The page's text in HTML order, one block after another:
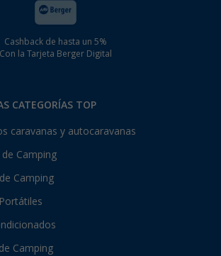
Cashback de hasta un 5%
Con la Tarjeta Berger Digital
CATEGORÍAS TOP
caravanas y autocaravanas
Camping
Camping
Camping